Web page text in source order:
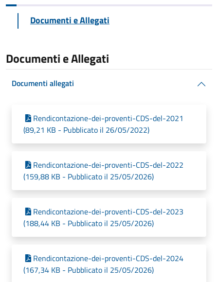
Documenti e Allegati
Documenti e Allegati
Documenti allegati
Rendicontazione-dei-proventi-CDS-del-2021
(89,21 KB - Pubblicato il 26/05/2022)
Rendicontazione-dei-proventi-CDS-del-2022
(159,88 KB - Pubblicato il 25/05/2026)
Rendicontazione-dei-proventi-CDS-del-2023
(188,44 KB - Pubblicato il 25/05/2026)
Rendicontazione-dei-proventi-CDS-del-2024
(167,34 KB - Pubblicato il 25/05/2026)